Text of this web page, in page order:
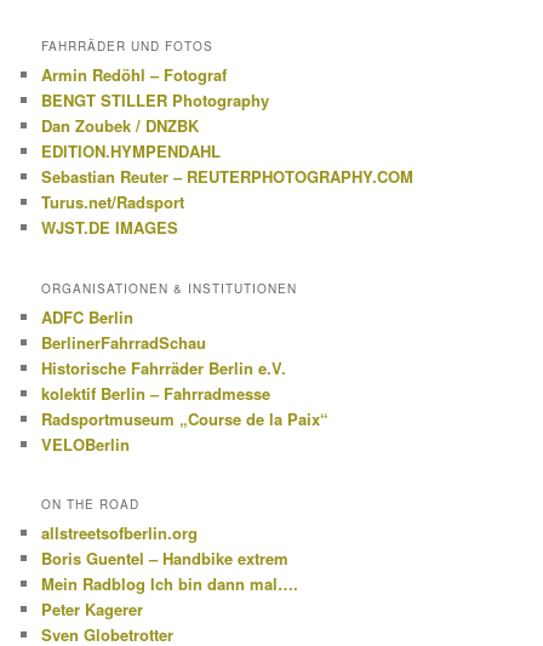
FAHRRÄDER UND FOTOS
Armin Redöhl – Fotograf
BENGT STILLER Photography
Dan Zoubek / DNZBK
EDITION.HYMPENDAHL
Sebastian Reuter – REUTERPHOTOGRAPHY.COM
Turus.net/Radsport
WJST.DE IMAGES
ORGANISATIONEN & INSTITUTIONEN
ADFC Berlin
BerlinerFahrradSchau
Historische Fahrräder Berlin e.V.
kolektif Berlin – Fahrradmesse
Radsportmuseum „Course de la Paix“
VELOBerlin
ON THE ROAD
allstreetsofberlin.org
Boris Guentel – Handbike extrem
Mein Radblog Ich bin dann mal….
Peter Kagerer
Sven Globetrotter